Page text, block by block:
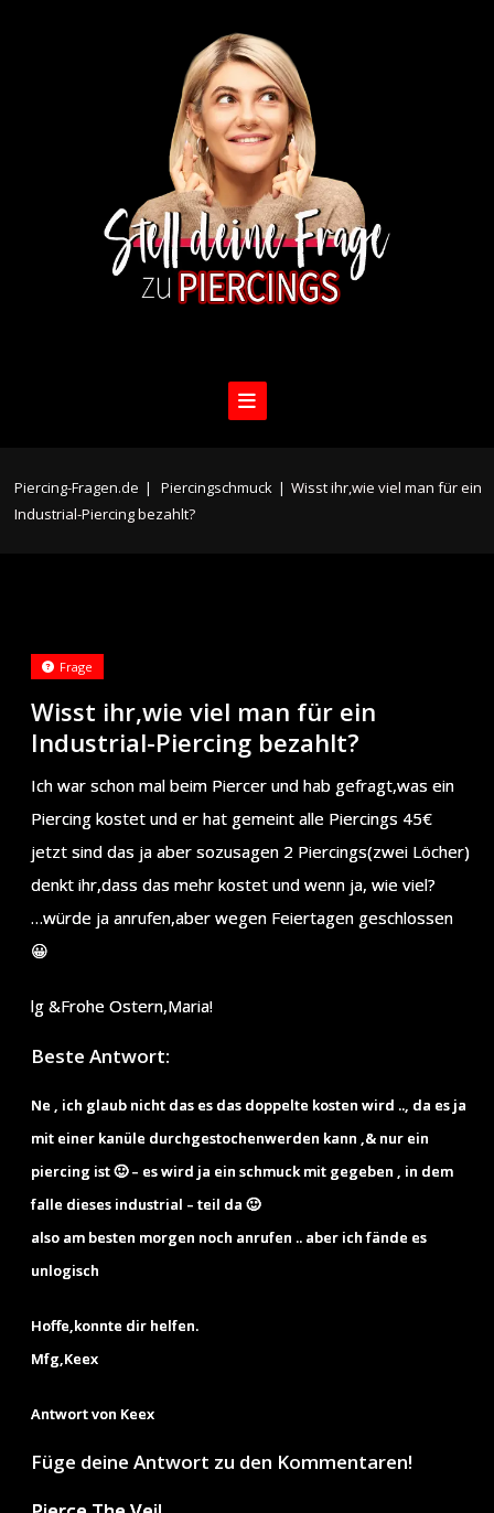
Piercing-Fragen.de | Piercingschmuck | Wisst ihr,wie viel man für ein
Industrial-Piercing bezahlt?
Wisst ihr,wie viel man für ein
Industrial-Piercing bezahlt?
Frage
Ich war schon mal beim Piercer und hab gefragt,was ein
Piercing kostet und er hat gemeint alle Piercings 45€
jetzt sind das ja aber sozusagen 2 Piercings(zwei Löcher)
denkt ihr,dass das mehr kostet und wenn ja, wie viel?
…würde ja anrufen,aber wegen Feiertagen geschlossen
😀
lg &Frohe Ostern,Maria!
Beste Antwort:
Ne , ich glaub nicht das es das doppelte kosten wird .., da es ja
mit einer kanüle durchgestochenwerden kann ,& nur ein
piercing ist 🙂 – es wird ja ein schmuck mit gegeben , in dem
falle dieses industrial – teil da 🙂
also am besten morgen noch anrufen .. aber ich fände es
unlogisch
Hoffe,konnte dir helfen.
Mfg,Keex
Antwort von Keex
Füge deine Antwort zu den Kommentaren!